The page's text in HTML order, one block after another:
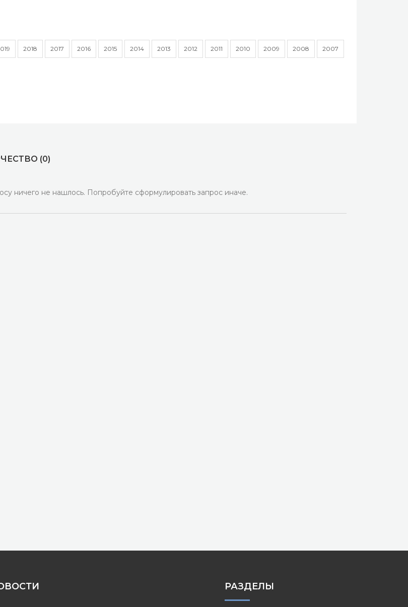
2018 2017 2016 2015 2014 2013 2012 2011 2010 2009 2008 2007
(0)
ничего не нашлось. Попробуйте сформулировать запрос иначе.
РАЗДЕЛЫ